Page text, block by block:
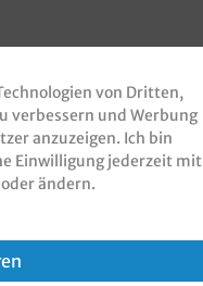
von Dritten,
verbessern und Werbung
anzuzeigen. Ich bin
Einwilligung jederzeit mit
ändern.